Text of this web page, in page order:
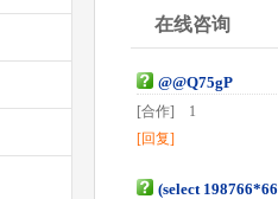
在线咨询
@@Q75gP
[合作] 1
[回复]
(select